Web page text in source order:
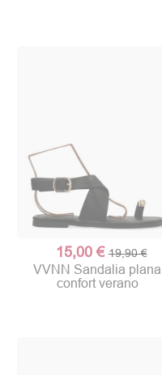
15,00 € 19,90 €
VVNN Sandalia plana
confort verano